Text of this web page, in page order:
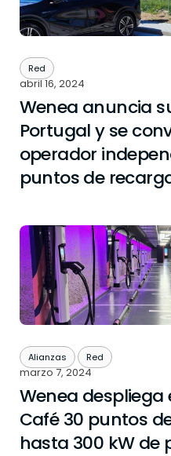
Red
abril 16, 2024
Wenea anuncia
Portugal y se
operador
puntos de
Alianzas Red
marzo 7, 2024
Wenea despliega
Café 30 puntos
hasta 300 kW de